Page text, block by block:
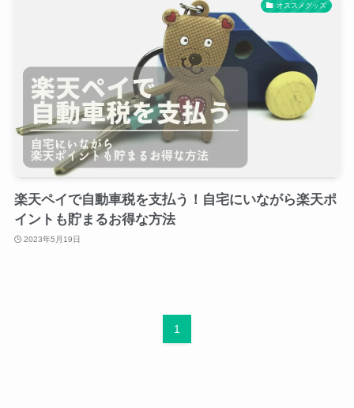
オススメグッズ
楽天ペイで自動車税を支払う！自宅にいながら楽天ポ
イントも貯まるお得な方法
2023年5月19日
1